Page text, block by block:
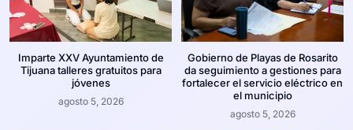
Imparte XXV Ayuntamiento de
Tijuana talleres gratuitos para
jóvenes
agosto 5, 2026
Gobierno de Playas de Rosarito
da seguimiento a gestiones para
fortalecer el servicio eléctrico en
el municipio
agosto 5, 2026